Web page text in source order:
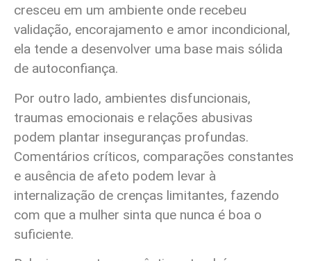
cresceu em um ambiente onde recebeu
validação, encorajamento e amor incondicional,
ela tende a desenvolver uma base mais sólida
de autoconfiança.
Por outro lado, ambientes disfuncionais,
traumas emocionais e relações abusivas
podem plantar inseguranças profundas.
Comentários críticos, comparações constantes
e ausência de afeto podem levar à
internalização de crenças limitantes, fazendo
com que a mulher sinta que nunca é boa o
suficiente.